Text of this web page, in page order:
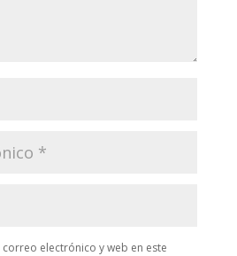
electrónico y web en este